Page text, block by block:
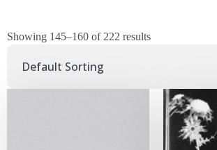
Showing 145–160 of 222 results